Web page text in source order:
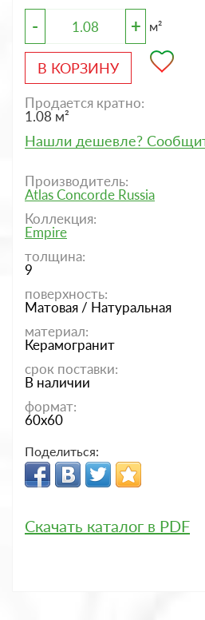
- + м²
В КОРЗИНУ
Продается кратно:
1.08 м²
Нашли дешевле?
Производитель:
Atlas Concorde Russia
Коллекция:
Empire
толщина:
9
поверхность:
Матовая / Натуральная
материал:
Керамогранит
срок поставки:
В наличии
формат:
60x60
Поделиться:
Скачать каталог в PDF